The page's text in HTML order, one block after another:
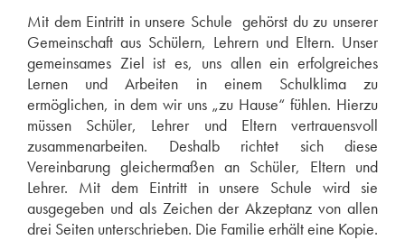
4. Smartphones
5. Gebäude und Schulgelände
6. Ergänzende Regelungen
7. Schulbesuch und Schulpflicht
8. Regelverletzungen
Mit dem Eintritt in unsere Schule gehörst du zu unserer
Gemeinschaft aus Schülern, Lehrern und Eltern. Unser
gemeinsames Ziel ist es, uns allen ein erfolgreiches
Lernen und Arbeiten in einem Schulklima zu
ermöglichen, in dem wir uns „zu Hause“ fühlen. Hierzu
müssen Schüler, Lehrer und Eltern vertrauensvoll
zusammenarbeiten. Deshalb richtet sich diese
Vereinbarung gleichermaßen an Schüler, Eltern und
Lehrer. Mit dem Eintritt in unsere Schule wird sie
ausgegeben und als Zeichen der Akzeptanz von allen
drei Seiten unterschrieben. Die Familie erhält eine Kopie.